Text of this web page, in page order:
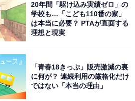
20年間「駆け込み実績ゼロ」の
学校も…「こども110番の家」
は本当に必要？ PTAが直面する
理想と現実
「青春18きっぷ」販売激減の裏
に何が？ 連続利用の厳格化だけ
ではない「本当の理由」